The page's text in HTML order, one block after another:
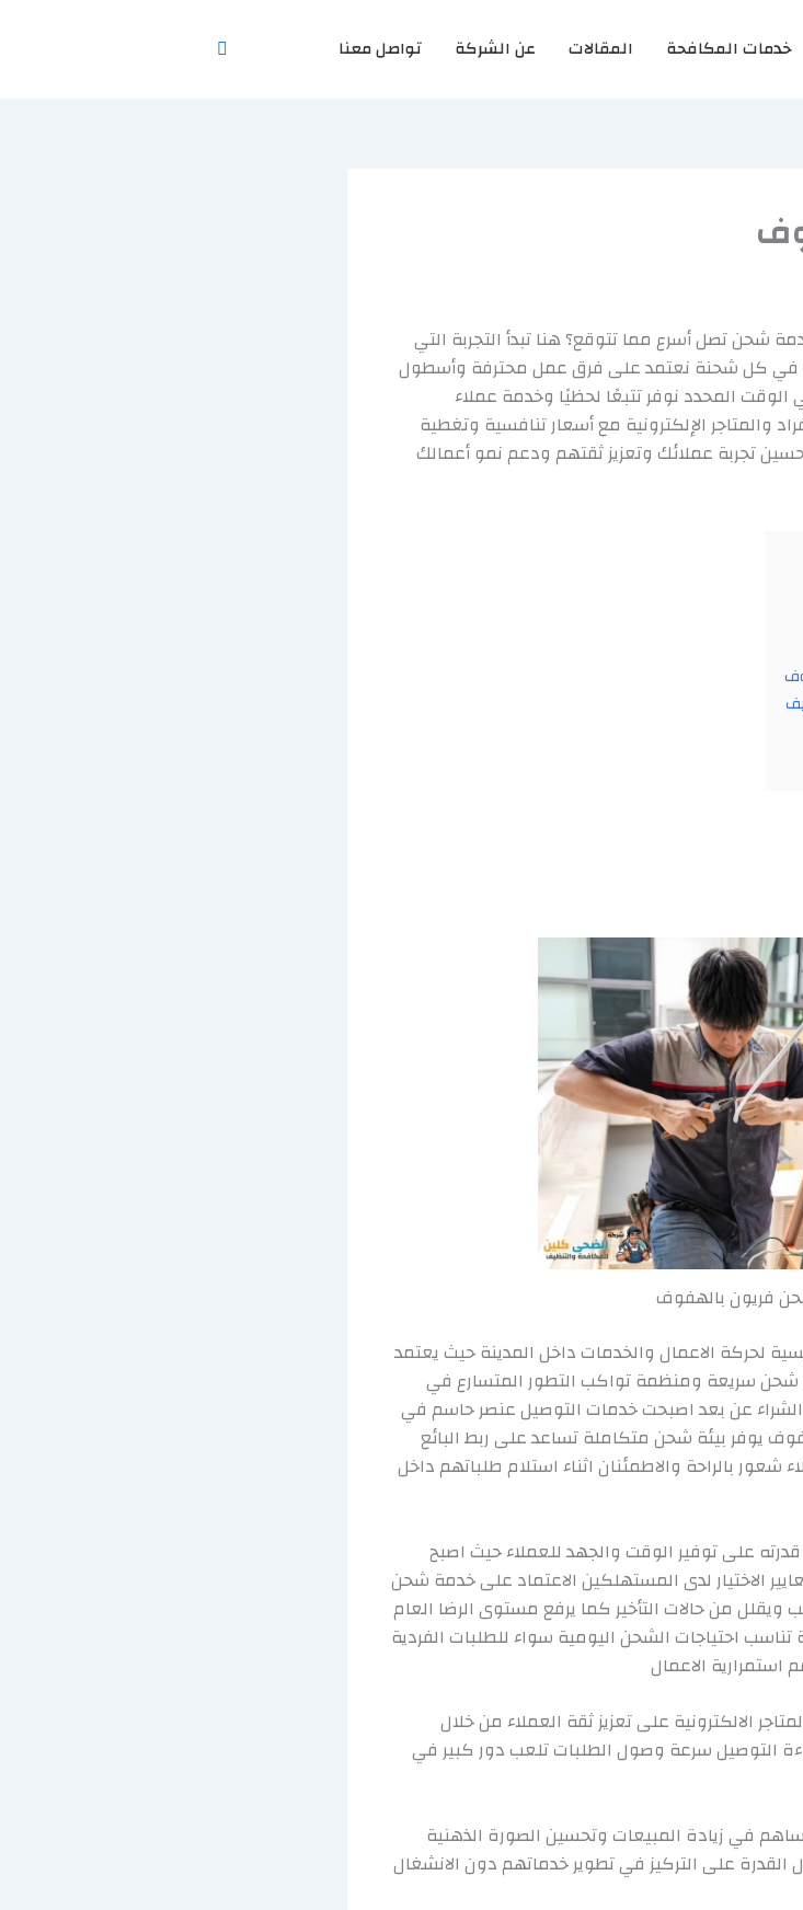
خدمات المكافحة المقالات عن الشركة تواصل معنا
تصل أسرع مما تتوقع؟ هنا تبدأ التجربة التي
في كل شحنة نعتمد على فرق عمل محترفة وأسطول
المحدد نوفر تتبعًا لحظيًا وخدمة عملاء
والمتاجر الإلكترونية مع أسعار تنافسية وتغطية
تجربة عملائك وتعزيز ثقتهم ودعم نمو أعمالك
فريون بالهفوف
لحركة الاعمال والخدمات داخل المدينة حيث يعتمد
شحن سريعة ومنظمة تواكب التطور المتسارع في
عن بعد اصبحت خدمات التوصيل عنصر حاسم في
يوفر بيئة شحن متكاملة تساعد على ربط البائع
بالراحة والاطمئنان اثناء استلام طلباتهم داخل
على توفير الوقت والجهد للعملاء حيث اصبح
الاختيار لدى المستهلكين الاعتماد على خدمة شحن
من حالات التأخير كما يرفع مستوى الرضا العام
احتياجات الشحن اليومية سواء للطلبات الفردية
استمرارية الاعمال
الالكترونية على تعزيز ثقة العملاء من خلال
التوصيل سرعة وصول الطلبات تلعب دور كبير في
في زيادة المبيعات وتحسين الصورة الذهنية
القدرة على التركيز في تطوير خدماتهم دون الانشغال